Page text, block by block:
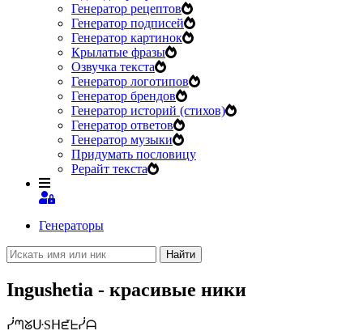
Генератор рецептов
Генератор подписей
Генератор картинок
Крылатые фразы
Озвучка текста
Генератор логотипов
Генератор брендов
Генератор историй (стихов)
Генератор ответов
Генератор музыки
Придумать пословицу
Рерайт текста
Генераторы
Найти
Ingushetia - красивые ники
ᓰᘉᘜᑘSᕼᘿᖶᓰᗩ